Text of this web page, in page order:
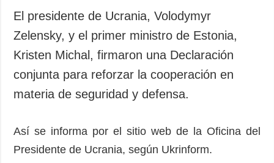
El presidente de Ucrania, Volodymyr
Zelensky, y el primer ministro de Estonia,
Kristen Michal, firmaron una Declaración
conjunta para reforzar la cooperación en
materia de seguridad y defensa.
Así se informa por el sitio web de la Oficina del
Presidente de Ucrania, según Ukrinform.